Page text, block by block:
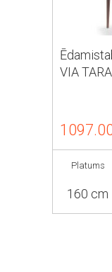
VIA
Platums
160 cm